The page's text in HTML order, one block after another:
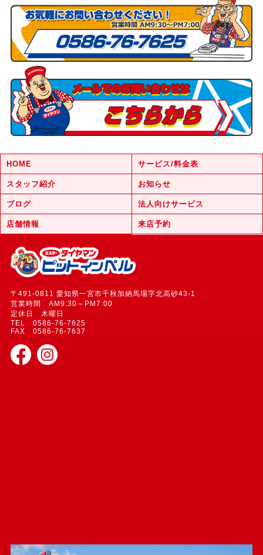
HOME サービス/料金表
スタッフ紹介 お知らせ
ブログ 法人向けサービス
店舗情報 来店予約
〒491-0811 愛知県一宮市千秋加納馬場字北高砂43-1
営業時間 AM9:30～PM7:00
定休日 木曜日
TEL 0586-76-7625
FAX 0586-76-7637